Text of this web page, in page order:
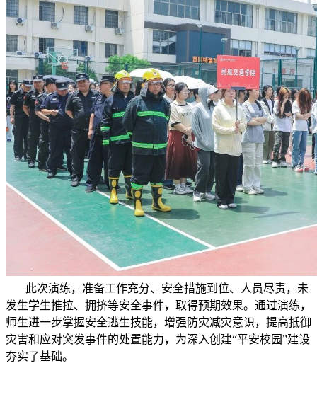
此次演练，准备工作充分、安全措施到位、人员尽责，未
发生学生推拉、拥挤等安全事件，取得预期效果。通过演练，
师生进一步掌握安全逃生技能，增强防灾减灾意识，提高抵御
灾害和应对突发事件的处置能力，为深入创建“平安校园”建设
夯实了基础。